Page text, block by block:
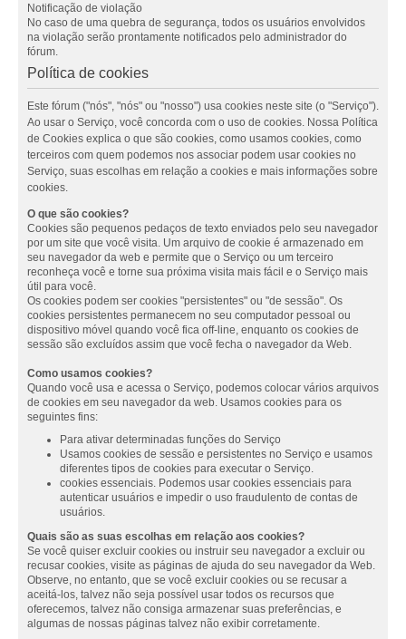
Notificação de violação
No caso de uma quebra de segurança, todos os usuários envolvidos
na violação serão prontamente notificados pelo administrador do
fórum.
Política de cookies
Este fórum ("nós", "nós" ou "nosso") usa cookies neste site (o "Serviço").
Ao usar o Serviço, você concorda com o uso de cookies. Nossa Política
de Cookies explica o que são cookies, como usamos cookies, como
terceiros com quem podemos nos associar podem usar cookies no
Serviço, suas escolhas em relação a cookies e mais informações sobre
cookies.
O que são cookies?
Cookies são pequenos pedaços de texto enviados pelo seu navegador
por um site que você visita. Um arquivo de cookie é armazenado em
seu navegador da web e permite que o Serviço ou um terceiro
reconheça você e torne sua próxima visita mais fácil e o Serviço mais
útil para você.
Os cookies podem ser cookies "persistentes" ou "de sessão". Os
cookies persistentes permanecem no seu computador pessoal ou
dispositivo móvel quando você fica off-line, enquanto os cookies de
sessão são excluídos assim que você fecha o navegador da Web.
Como usamos cookies?
Quando você usa e acessa o Serviço, podemos colocar vários arquivos
de cookies em seu navegador da web. Usamos cookies para os
seguintes fins:
Para ativar determinadas funções do Serviço
Usamos cookies de sessão e persistentes no Serviço e usamos
diferentes tipos de cookies para executar o Serviço.
cookies essenciais. Podemos usar cookies essenciais para
autenticar usuários e impedir o uso fraudulento de contas de
usuários.
Quais são as suas escolhas em relação aos cookies?
Se você quiser excluir cookies ou instruir seu navegador a excluir ou
recusar cookies, visite as páginas de ajuda do seu navegador da Web.
Observe, no entanto, que se você excluir cookies ou se recusar a
aceitá-los, talvez não seja possível usar todos os recursos que
oferecemos, talvez não consiga armazenar suas preferências, e
algumas de nossas páginas talvez não exibir corretamente.